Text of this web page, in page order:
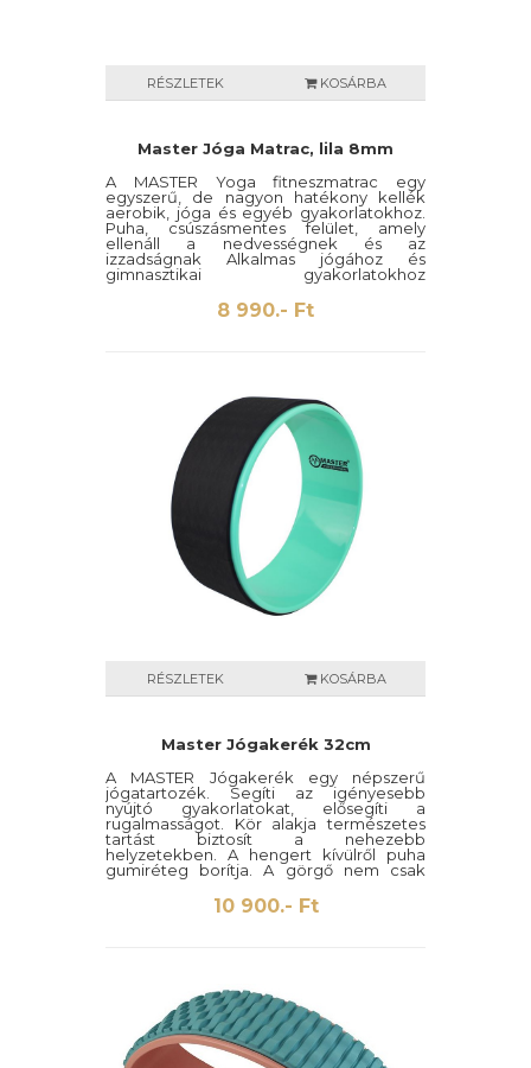
RÉSZLETEK KOSÁRBA
Master Jóga Matrac, lila 8mm
A MASTER Yoga fitneszmatrac egy
egyszerű, de nagyon hatékony kellék
aerobik, jóga és egyéb gyakorlatokhoz.
Puha, csúszásmentes felület, amely
ellenáll a nedvességnek és az
izzadságnak Alkalmas jógához és
gimnasztikai gyakorlatokhoz
edzőtermekig Tökéletes lengés- és
zajcsillapító 2 pántot tartalmaz.
8 990.- Ft
RÉSZLETEK KOSÁRBA
Master Jógakerék 32cm
A MASTER Jógakerék egy népszerű
jógatartozék. Segíti az igényesebb
nyújtó gyakorlatokat, elősegíti a
rugalmasságot. Kör alakja természetes
tartást biztosít a nehezebb
helyzetekben. A hengert kívülről puha
gumiréteg borítja. A görgő nem csak
jógára szolgál, más sportolók is
használják, akiknek edzés előtt ki kell
nyújtaniuk és be kell melegíteniük
10 900.- Ft